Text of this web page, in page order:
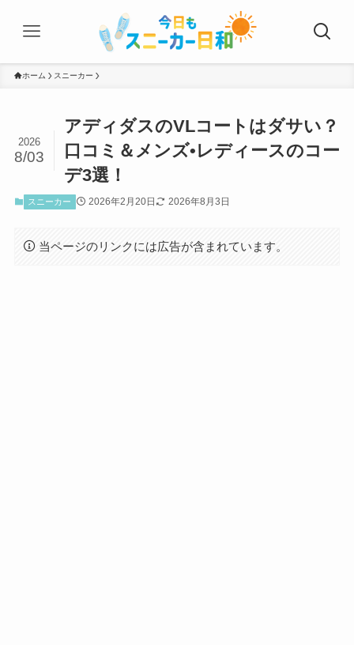
ホーム スニーカー
アディダスのVLコートはダサい？
口コミ＆メンズ•レディースのコー
デ3選！
2026
8/03
スニーカー 2026年2月20日 2026年8月3日
当ページのリンクには広告が含まれています。